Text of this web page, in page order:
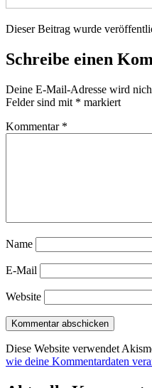
Dieser Beitrag wurde
Schreibe einen
Deine E-Mail-Adresse wird
Felder sind mit * markiert
Kommentar *
Name
E-Mail
Website
Diese Website verwendet
wie deine Kommentardaten